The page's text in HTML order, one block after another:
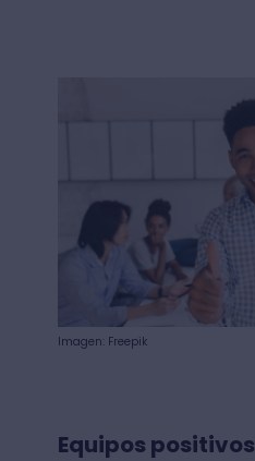
Imagen: Freepik
Equipos positivos